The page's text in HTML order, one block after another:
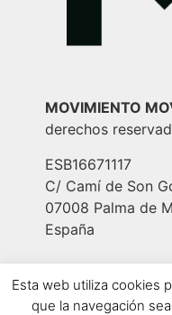
MOVIMIENTO
derechos
ESB16671117
C/ Camí de Son
07008 Palma de
España
Aviso Legal|
de cookies|
Esta web utiliza cookies
que la navegación